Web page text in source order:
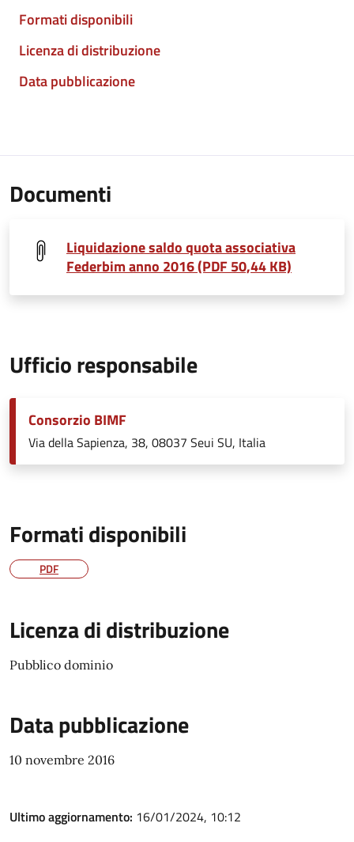
Formati disponibili
Licenza di distribuzione
Data pubblicazione
Documenti
Liquidazione saldo quota associativa
Federbim anno 2016 (PDF 50,44 KB)
Ufficio responsabile
Consorzio BIMF
Via della Sapienza, 38, 08037 Seui SU, Italia
Formati disponibili
PDF
Licenza di distribuzione
Pubblico dominio
Data pubblicazione
10 novembre 2016
Ultimo aggiornamento: 16/01/2024, 10:12